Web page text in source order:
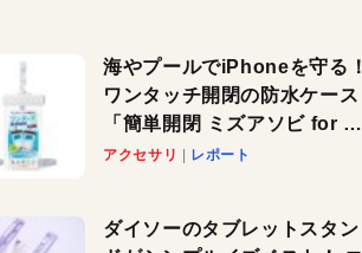
海やプールでiPhoneを守る！
ワンタッチ開閉の防水ケース
「簡単開閉 ミズアソビ for ス
マホ」で夏のレジャーを満喫
アクセサリ レポート
ダイソーのタブレットスタン